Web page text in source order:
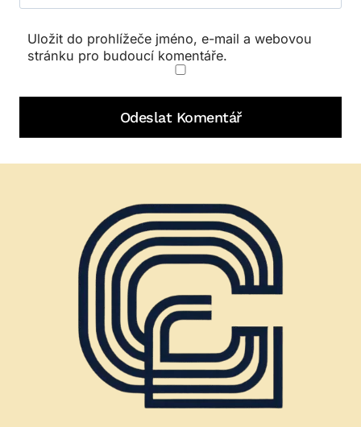
Uložit do prohlížeče jméno, e-mail a webovou
stránku pro budoucí komentáře.